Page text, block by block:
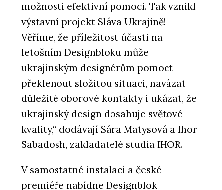
možnosti efektivní pomoci. Tak vznikl
výstavní projekt Sláva Ukrajině!
Věříme, že příležitost účasti na
letošním Designbloku může
ukrajinským designérům pomoct
překlenout složitou situaci, navázat
důležité oborové kontakty i ukázat, že
ukrajinský design dosahuje světové
kvality,“ dodávají Sára Matysová a Ihor
Sabadosh, zakladatelé studia IHOR.
V samostatné instalaci a české
premiéře nabídne Designblok